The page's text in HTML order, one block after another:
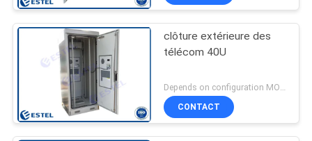
clôture extérieure des
télécom 40U
CONTACT